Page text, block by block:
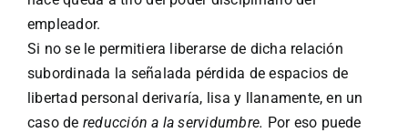
empleador.
Si no se le permitiera liberarse de dicha relación
subordinada la señalada pérdida de espacios de
libertad personal derivaría, lisa y llanamente, en un
caso de reducción a la servidumbre. Por eso puede